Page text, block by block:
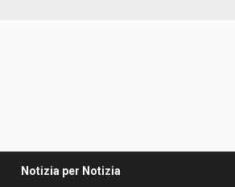
Notizia per Notizia